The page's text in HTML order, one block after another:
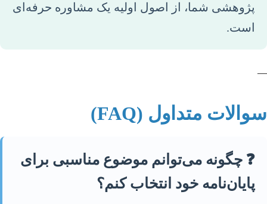
پژوهشی شما، از اصول اولیه یک مشاوره حرفه‌ای
است.
—
سوالات متداول (FAQ)
❓ چگونه می‌توانم موضوع مناسبی برای
پایان‌نامه خود انتخاب کنم؟